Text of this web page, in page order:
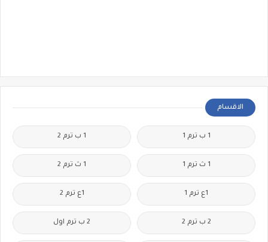
الاقسام
1 ب ترم 1 1 ب ترم 2
1 ث ترم 1 1 ث ترم 2
1ع ترم 1 1ع ترم 2
2 ب ترم 2 2 ب ترم اول